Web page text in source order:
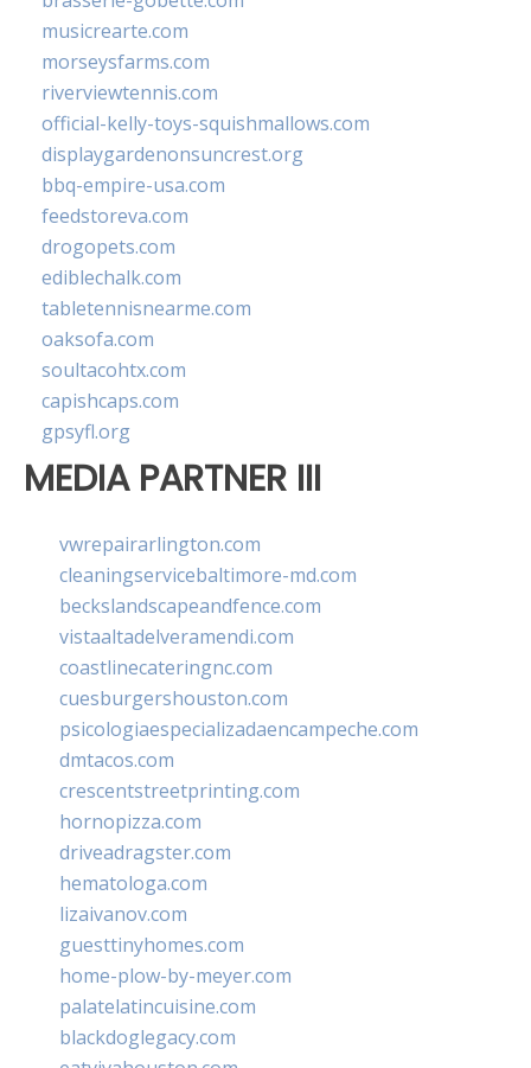
musicrearte.com
morseysfarms.com
riverviewtennis.com
official-kelly-toys-squishmallows.com
displaygardenonsuncrest.org
bbq-empire-usa.com
feedstoreva.com
drogopets.com
ediblechalk.com
tabletennisnearme.com
oaksofa.com
soultacohtx.com
capishcaps.com
gpsyfl.org
MEDIA PARTNER III
vwrepairarlington.com
cleaningservicebaltimore-md.com
beckslandscapeandfence.com
vistaaltadelveramendi.com
coastlinecateringnc.com
cuesburgershouston.com
psicologiaespecializadaencampeche.com
dmtacos.com
crescentstreetprinting.com
hornopizza.com
driveadragster.com
hematologa.com
lizaivanov.com
guesttinyhomes.com
home-plow-by-meyer.com
palatelatincuisine.com
blackdoglegacy.com